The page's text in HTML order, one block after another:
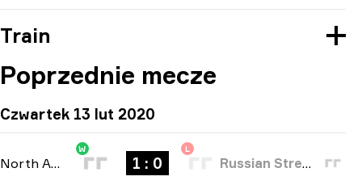
Train
Poprzednie mecze
Czwartek 13 lut 2020
North America Open Qualifier 4 bo1
W
1 : 0
L
Russian Street Party